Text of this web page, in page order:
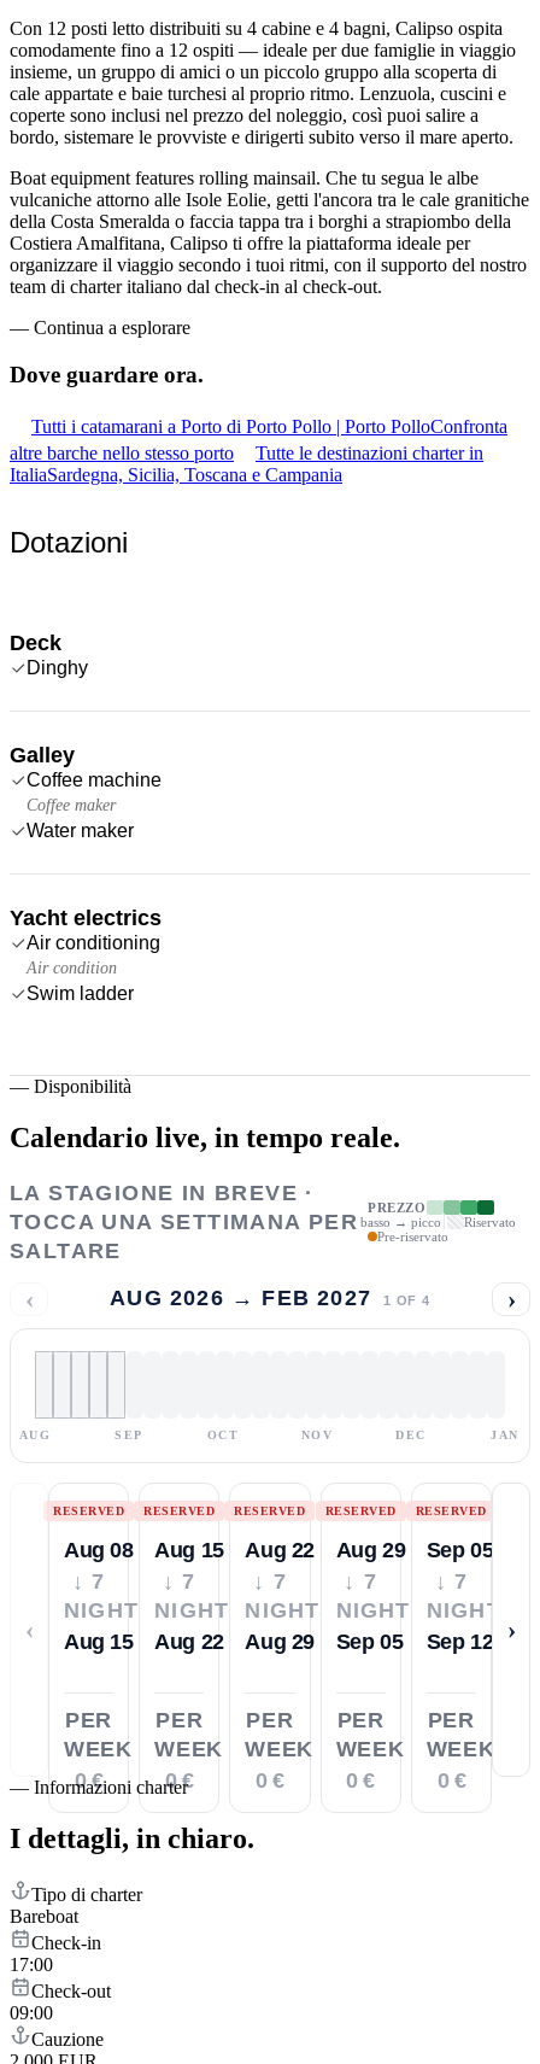
Con 12 posti letto distribuiti su 4 cabine e 4 bagni, Calipso ospita
comodamente fino a 12 ospiti — ideale per due famiglie in viaggio
insieme, un gruppo di amici o un piccolo gruppo alla scoperta di
cale appartate e baie turchesi al proprio ritmo. Lenzuola, cuscini e
coperte sono inclusi nel prezzo del noleggio, così puoi salire a
bordo, sistemare le provviste e dirigerti subito verso il mare aperto.
Boat equipment features rolling mainsail. Che tu segua le albe
vulcaniche attorno alle Isole Eolie, getti l'ancora tra le cale granitiche
della Costa Smeralda o faccia tappa tra i borghi a strapiombo della
Costiera Amalfitana, Calipso ti offre la piattaforma ideale per
organizzare il viaggio secondo i tuoi ritmi, con il supporto del nostro
team di charter italiano dal check-in al check-out.
— Continua a esplorare
Dove guardare ora.
Tutti i catamarani a Porto di Porto Pollo | Porto PolloConfronta
altre barche nello stesso porto
Tutte le destinazioni charter in
ItaliaSardegna, Sicilia, Toscana e Campania
Dotazioni
Deck
Dinghy
Galley
Coffee machine
Coffee maker
Water maker
Yacht electrics
Air conditioning
Air condition
Swim ladder
— Disponibilità
Calendario live, in tempo reale.
LA STAGIONE IN BREVE ·
TOCCA UNA SETTIMANA PER
SALTARE
PREZZO
basso → picco
Riservato
Pre-riservato
‹ AUG 2026 → FEB 2027 1 OF 4 ›
AUG SEP OCT NOV DEC JAN
‹
RESERVED
Aug 08
↓ 7
NIGHTS
Aug 15
PER
WEEK
0 €
RESERVED
Aug 15
↓ 7
NIGHTS
Aug 22
PER
WEEK
0 €
RESERVED
Aug 22
↓ 7
NIGHTS
Aug 29
PER
WEEK
0 €
RESERVED
Aug 29
↓ 7
NIGHTS
Sep 05
PER
WEEK
0 €
RESERVED
Sep 05
↓ 7
NIGHTS
Sep 12
PER
WEEK
0 €
›
— Informazioni charter
I dettagli, in chiaro.
Tipo di charter
Bareboat
Check-in
17:00
Check-out
09:00
Cauzione